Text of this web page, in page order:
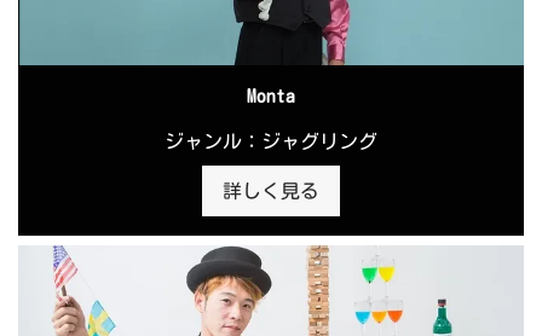
Monta
ジャンル：ジャグリング
詳しく見る